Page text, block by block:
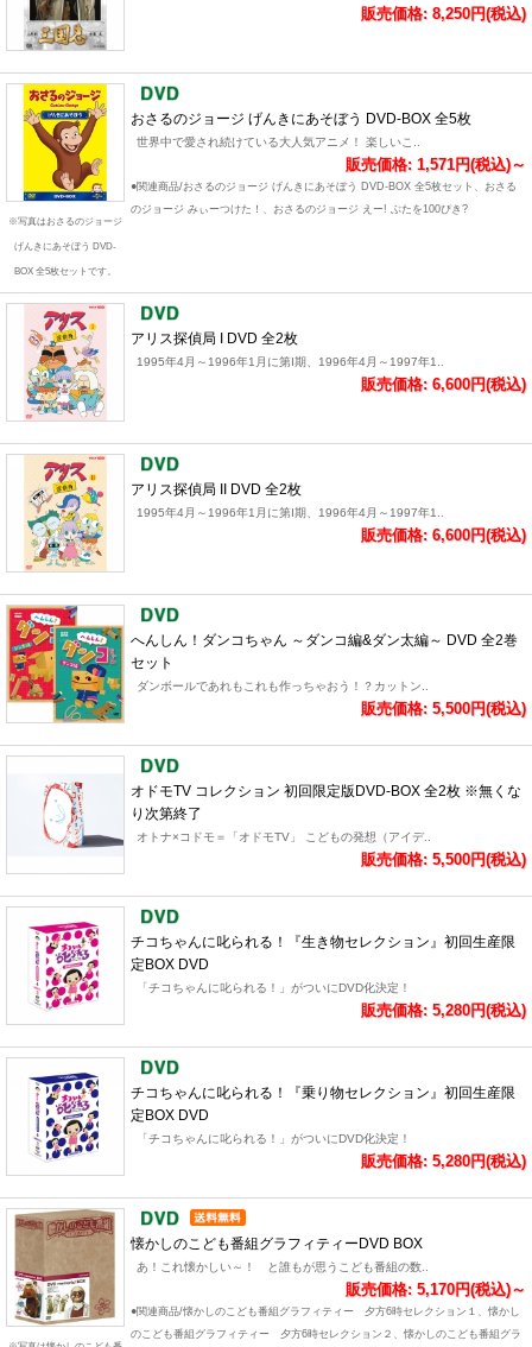
販売価格: 8,250円(税込)
※写真はおさるのジョージ
げんきにあそぼう DVD-
BOX 全5枚セットです。
おさるのジョージ げんきにあそぼう DVD-BOX 全5枚
世界中で愛され続けている大人気アニメ！ 楽しいこ..
販売価格: 1,571円(税込)～
●関連商品/おさるのジョージ げんきにあそぼう DVD-BOX 全5枚セット、おさる
のジョージ みぃーつけた！、おさるのジョージ えー! ぶたを100ぴき?
アリス探偵局 I DVD 全2枚
1995年4月～1996年1月に第I期、1996年4月～1997年1..
販売価格: 6,600円(税込)
アリス探偵局 II DVD 全2枚
1995年4月～1996年1月に第I期、1996年4月～1997年1..
販売価格: 6,600円(税込)
へんしん！ダンコちゃん ～ダンコ編&ダン太編～ DVD 全2巻
セット
ダンボールであれもこれも作っちゃおう！？カットン..
販売価格: 5,500円(税込)
オドモTV コレクション 初回限定版DVD-BOX 全2枚 ※無くな
り次第終了
オトナ×コドモ＝「オドモTV」 こどもの発想（アイデ..
販売価格: 5,500円(税込)
チコちゃんに叱られる！『生き物セレクション』初回生産限
定BOX DVD
「チコちゃんに叱られる！」がついにDVD化決定！
販売価格: 5,280円(税込)
チコちゃんに叱られる！『乗り物セレクション』初回生産限
定BOX DVD
「チコちゃんに叱られる！」がついにDVD化決定！
販売価格: 5,280円(税込)
懐かしのこども番組グラフィティーDVD BOX
あ！これ懐かしい～！ と誰もが思うこども番組の数..
販売価格: 5,170円(税込)～
●関連商品/懐かしのこども番組グラフィティー 夕方6時セレクション１、懐かし
のこども番組グラフィティー 夕方6時セレクション２、懐かしのこども番組グラ